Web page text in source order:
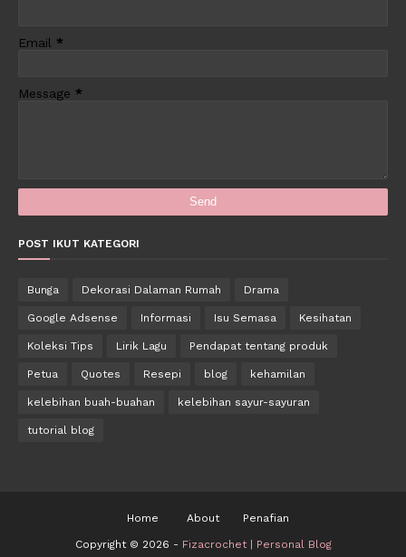
Email *
Message *
POST IKUT KATEGORI
Bunga Dekorasi Dalaman Rumah Drama
Google Adsense Informasi Isu Semasa Kesihatan
Koleksi Tips Lirik Lagu Pendapat tentang produk
Petua Quotes Resepi blog kehamilan
kelebihan buah-buahan kelebihan sayur-sayuran
tutorial blog
Home About Penafian
Copyright © 2026 - Fizacrochet | Personal Blog